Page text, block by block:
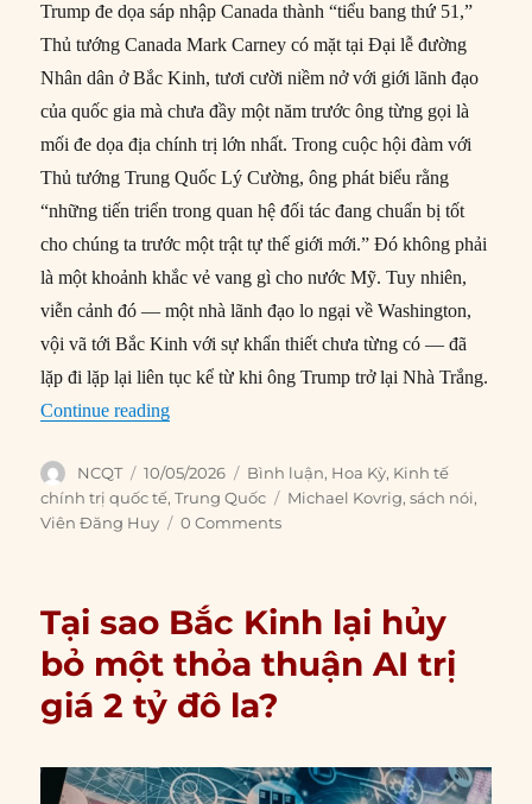
Trump đe dọa sáp nhập Canada thành “tiểu bang thứ 51,”
Thủ tướng Canada Mark Carney có mặt tại Đại lễ đường
Nhân dân ở Bắc Kinh, tươi cười niềm nở với giới lãnh đạo
của quốc gia mà chưa đầy một năm trước ông từng gọi là
mối đe dọa địa chính trị lớn nhất. Trong cuộc hội đàm với
Thủ tướng Trung Quốc Lý Cường, ông phát biểu rằng
“những tiến triển trong quan hệ đối tác đang chuẩn bị tốt
cho chúng ta trước một trật tự thế giới mới.” Đó không phải
là một khoảnh khắc vẻ vang gì cho nước Mỹ. Tuy nhiên,
viễn cảnh đó — một nhà lãnh đạo lo ngại về Washington,
vội vã tới Bắc Kinh với sự khẩn thiết chưa từng có — đã
lặp đi lặp lại liên tục kể từ khi ông Trump trở lại Nhà Trắng.
Continue reading“Cái bẫy Trung Quốc của Trump”
Author
NCQT
Posted
on
10/05/2026 Categories
Bình luận, Hoa Kỳ, Kinh tế
chính trị quốc tế,Trung Quốc Tags
Michael Kovrig,sách nói,
Viên Đăng Huy
0 Comments
Tại sao Bắc Kinh lại hủy
bỏ một thỏa thuận AI trị
giá 2 tỷ đô la?